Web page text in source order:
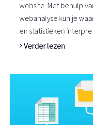
website. Met behulp
webanalyse kun je
en statistieken
Verder lezen